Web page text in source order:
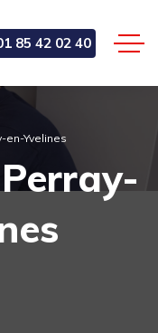
85 42 02 40
en-Yvelines